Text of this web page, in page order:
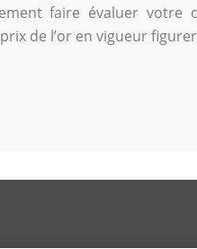
faire évaluer votre
de l’or en vigueur